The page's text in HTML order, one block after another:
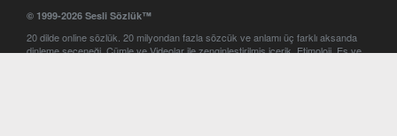
© 1999-2026 Sesli Sözlük™
20 dilde online sözlük. 20 milyondan fazla sözcük ve anlamı üç farklı aksanda
dinleme seçeneği. Cümle ve Videolar ile zenginleştirilmiş içerik. Etimoloji, Eş ve